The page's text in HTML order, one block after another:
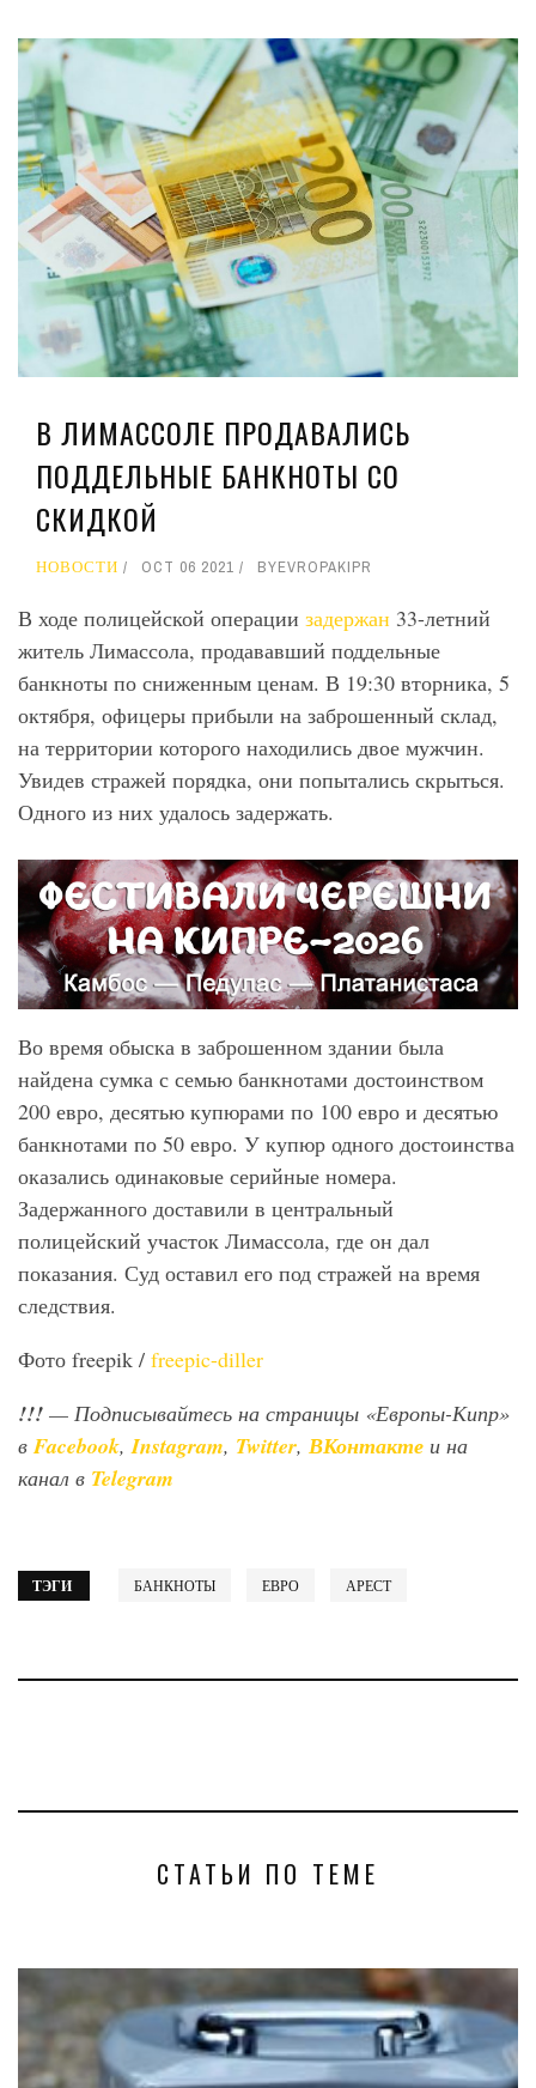
В ЛИМАССОЛЕ ПРОДАВАЛИСЬ
ПОДДЕЛЬНЫЕ БАНКНОТЫ СО
СКИДКОЙ
НОВОСТИ OCT 06 2021 BYEVROPAKIPR
В ходе полицейской операции задержан 33-летний
житель Лимассола, продававший поддельные
банкноты по сниженным ценам. В 19:30 вторника, 5
октября, офицеры прибыли на заброшенный склад,
на территории которого находились двое мужчин.
Увидев стражей порядка, они попытались скрыться.
Одного из них удалось задержать.
Во время обыска в заброшенном здании была
найдена сумка с семью банкнотами достоинством
200 евро, десятью купюрами по 100 евро и десятью
банкнотами по 50 евро. У купюр одного достоинства
оказались одинаковые серийные номера.
Задержанного доставили в центральный
полицейский участок Лимассола, где он дал
показания. Суд оставил его под стражей на время
следствия.
Фото freepik / freepic-diller
!!! — Подписывайтесь на страницы «Европы-Кипр»
вFacebook,Instagram, Twitter, ВКонтакте и на
канал в Telegram
ТЭГИ БАНКНОТЫ ЕВРО АРЕСТ
СТАТЬИ ПО ТЕМЕ